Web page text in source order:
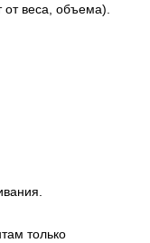
от веса, объема).
только